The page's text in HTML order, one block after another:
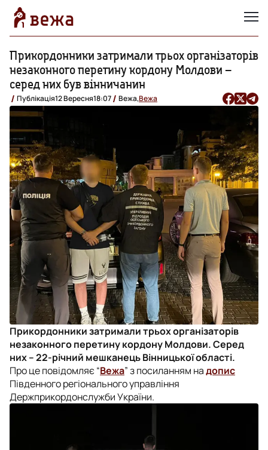
Прикордонники затримали трьох організаторів
незаконного перетину кордону Молдови –
серед них був вінничанин
Публікація12 Вересня18:07 Вежа,Вежа
Прикордонники затримали трьох організаторів
незаконного перетину кордону Молдови. Серед
них – 22-річний мешканець Вінницької області.
Про це повідомляє “Вежа” з посиланням надопис
Південного регіонального управління
Держприкордонслужби України.